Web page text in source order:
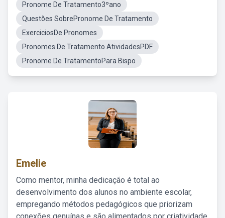
Pronome De Tratamento3ºano
Questões SobrePronome De Tratamento
ExerciciosDe Pronomes
Pronomes De Tratamento AtividadesPDF
Pronome De TratamentoPara Bispo
Emelie
Como mentor, minha dedicação é total ao
desenvolvimento dos alunos no ambiente escolar,
empregando métodos pedagógicos que priorizam